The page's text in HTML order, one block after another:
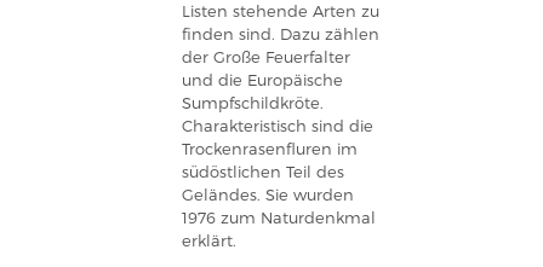
Listen stehende Arten zu
finden sind. Dazu zählen
der Große Feuerfalter
und die Europäische
Sumpfschildkröte.
Charakteristisch sind die
Trockenrasenfluren im
südöstlichen Teil des
Geländes. Sie wurden
1976 zum Naturdenkmal
erklärt.